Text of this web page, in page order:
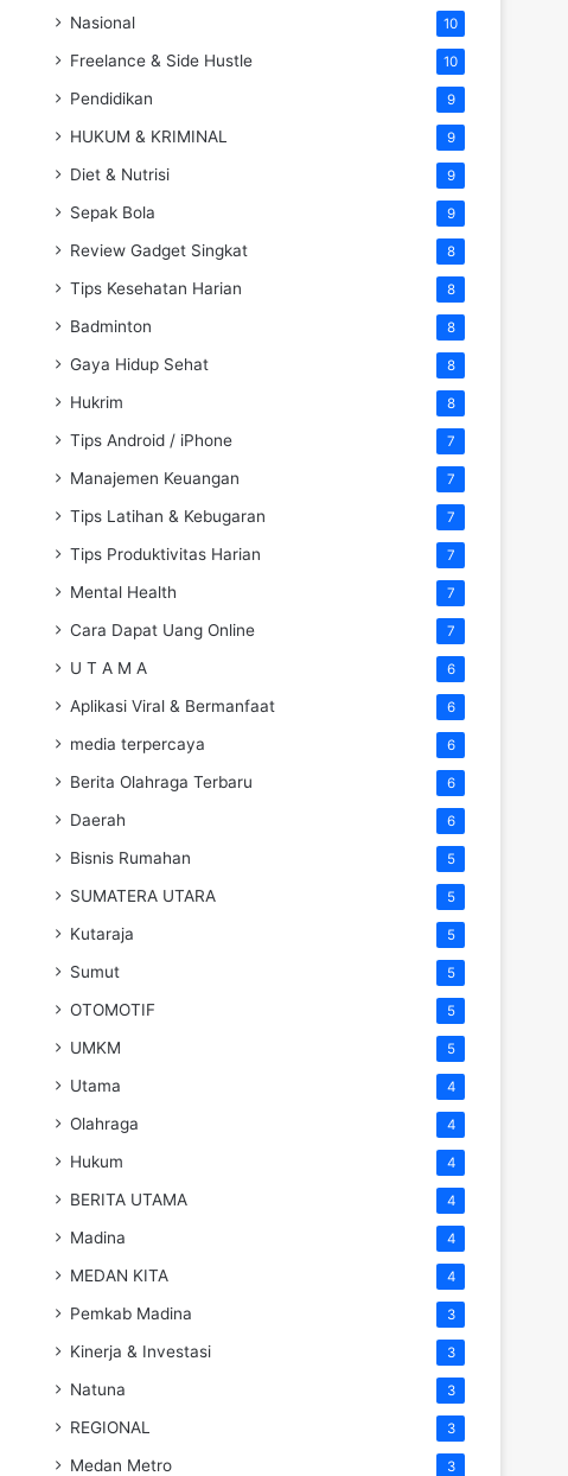
Nasional 10
Freelance & Side Hustle 10
Pendidikan 9
HUKUM & KRIMINAL 9
Diet & Nutrisi 9
Sepak Bola 9
Review Gadget Singkat 8
Tips Kesehatan Harian 8
Badminton 8
Gaya Hidup Sehat 8
Hukrim 8
Tips Android / iPhone 7
Manajemen Keuangan 7
Tips Latihan & Kebugaran 7
Tips Produktivitas Harian 7
Mental Health 7
Cara Dapat Uang Online 7
U T A M A 6
Aplikasi Viral & Bermanfaat 6
media terpercaya 6
Berita Olahraga Terbaru 6
Daerah 6
Bisnis Rumahan 5
SUMATERA UTARA 5
Kutaraja 5
Sumut 5
OTOMOTIF 5
UMKM 5
Utama 4
Olahraga 4
Hukum 4
BERITA UTAMA 4
Madina 4
MEDAN KITA 4
Pemkab Madina 3
Kinerja & Investasi 3
Natuna 3
REGIONAL 3
Medan Metro 3